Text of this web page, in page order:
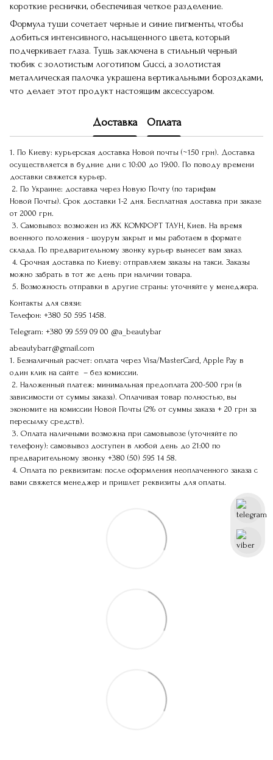
короткие реснички, обеспечивая четкое разделение.
Формула туши сочетает черные и синие пигменты, чтобы
добиться интенсивного, насыщенного цвета, который
подчеркивает глаза. Тушь заключена в стильный черный
тюбик с золотистым логотипом Gucci, а золотистая
металлическая палочка украшена вертикальными бороздками,
что делает этот продукт настоящим аксессуаром.
Доставка Оплата
1. По Киеву: курьерская доставка Новой почты (~150 грн). Доставка
осуществляется в будние дни с 10:00 до 19:00. По поводу времени
доставки свяжется курьер.
2. По Украине: доставка через Новую Почту (по тарифам
Новой Почты). Срок доставки 1-2 дня. Бесплатная доставка при заказе
от 2000 грн.
3. Самовывоз: возможен из ЖК КОМФОРТ ТАУН, Киев. На время
военного положения - шоурум закрыт и мы работаем в формате
склада. По предварительному звонку курьер вынесет вам заказ.
4. Срочная доставка по Киеву: отправляем заказы на такси. Заказы
можно забрать в тот же день при наличии товара.
5. Возможность отправки в другие страны: уточняйте у менеджера.
Контакты для связи:
Телефон: +380 50 595 1458.
Telegram: +380 99 559 09 00 @a_beautybar
abeautybarr@gmail.com
1. Безналичный расчет: оплата через Visa/MasterCard, Apple Pay в
один клик на сайте – без комиссии.
2. Наложенный платеж: минимальная предоплата 200-500 грн (в
зависимости от суммы заказа). Оплачивая товар полностью, вы
экономите на комиссии Новой Почты (2% от суммы заказа + 20 грн за
пересылку средств).
3. Оплата наличными возможна при самовывозе (уточняйте по
телефону): самовывоз доступен в любой день до 21:00 по
предварительному звонку +380 (50) 595 14 58.
4. Оплата по реквизитам: после оформления неоплаченного заказа с
вами свяжется менеджер и пришлет реквизиты для оплаты.